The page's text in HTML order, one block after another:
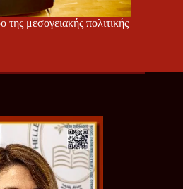
μεσογειακής πολιτικής